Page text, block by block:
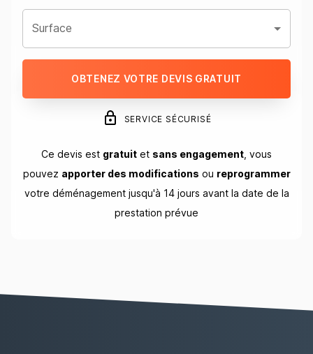
Surface
OBTENEZ VOTRE DEVIS GRATUIT
SERVICE SÉCURISÉ
Ce devis est gratuit et sans engagement , vous
pouvez apporter des modifications ou reprogrammer
votre déménagement jusqu'à 14 jours avant la date de la
prestation prévue